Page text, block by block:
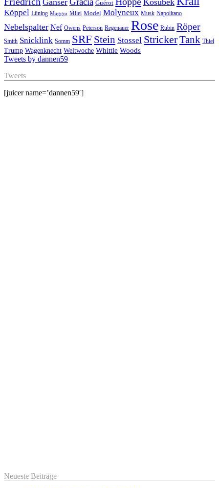
Guérot
Köppel Lüning Maggio Milei Model Molyneux Musk Napolitano
Nebelspalter Nef Owens Peterson Regenauer Rose Rubin Röper
Smith Snicklink Somm SRF Stein Stossel StrickerTank Thiel
Trump Wagenknecht Weltwoche Whittle Woods
Tweets by dannen59
Tweets
[juicer name=’dannen59′]
Neueste Beiträge